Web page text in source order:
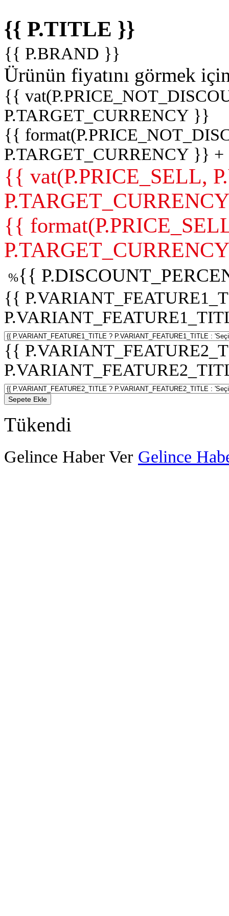
{{ P.TITLE }}
{{ P.BRAND }}
Ürünün fiyatını görmek
{{
P.TARGET_CURRENCY }}
{{
P.TARGET_CURRENCY }}
{{ vat(P.PRICE_SELL,
{{
%{{
{{
{{
Sepete Ekle
Tükendi
Gelince Haber Ver Gelince